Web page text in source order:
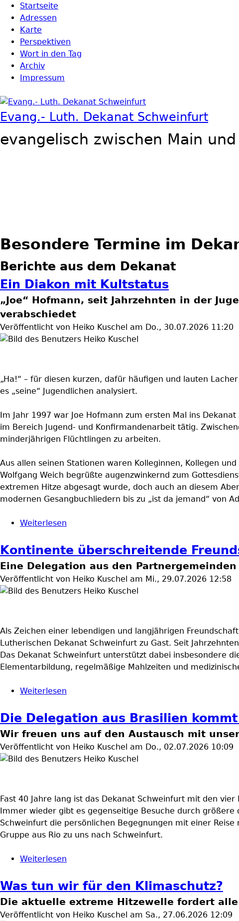
Direkt zum Inhalt
Hauptmenü
Startseite
Adressen
Karte
Perspektiven
Wort in den Tag
Archiv
Impressum
Evang.- Luth. Dekanat Schweinfurt
evangelisch zwischen Main und
Besondere Termine im
Berichte aus dem Dekanat
Ein Diakon mit Kultstatus
„Joe“ Hofmann, seit Jahrzehnten in der
verabschiedet
Veröffentlicht von Heiko Kuschel am Do., 30.07.2026 11:20
„Ha!“ – für diesen kurzen, dafür häufigen und lauten
es „seine“ Jugendlichen analysiert.
Im Jahr 1997 war Joe Hofmann zum ersten Mal ins
im Bereich Jugend- und Konfirmandenarbeit tätig.
minderjährigen Flüchtlingen zu arbeiten.
Aus allen seinen Stationen waren Kolleginnen, Kollegen
Wolfgang Weich begrüßte augenzwinkernd zum
extremen Hitze abgesagt wurde, doch auch an diesem
modernen Gesangbuchliedern bis zu „ist da jemand“ von
Weiterlesen
Kontinente überschreitende
Eine Delegation aus den
Veröffentlicht von Heiko Kuschel am Mi., 29.07.2026 12:58
Als Zeichen einer lebendigen und langjährigen
Lutherischen Dekanat Schweinfurt zu Gast. Seit
Das Dekanat Schweinfurt unterstützt dabei insbesondere
Elementarbildung, regelmäßige Mahlzeiten und
Weiterlesen
Die Delegation aus Brasilien
Wir freuen uns auf den Austausch mit
Veröffentlicht von Heiko Kuschel am Do., 02.07.2026 10:09
Fast 40 Jahre lang ist das Dekanat Schweinfurt mit den
Immer wieder gibt es gegenseitige Besuche durch
Schweinfurt die persönlichen Begegnungen mit einer
Gruppe aus Rio zu uns nach Schweinfurt.
Weiterlesen
Was tun wir für den Klimaschutz?
Die aktuelle extreme Hitzewelle fordert
Veröffentlicht von Heiko Kuschel am Sa., 27.06.2026 12:09